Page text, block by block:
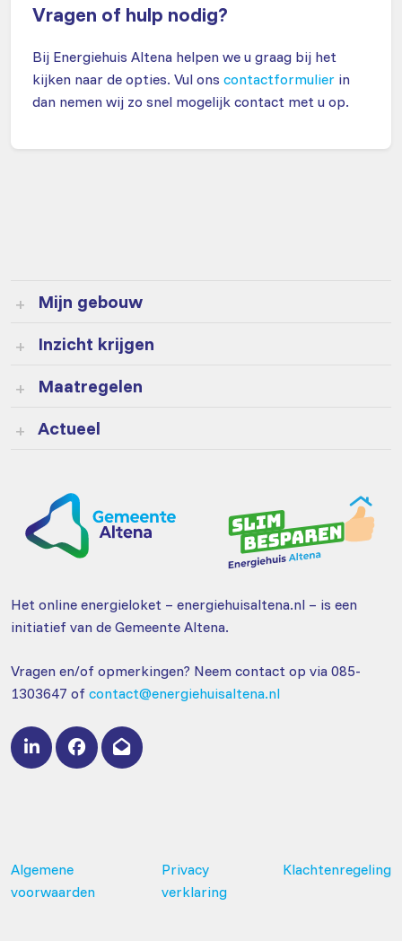
Vragen of hulp nodig?
Bij Energiehuis Altena helpen we u graag bij het
kijken naar de opties. Vul ons contactformulier in
dan nemen wij zo snel mogelijk contact met u op.
Neem contact op
Mijn gebouw
Inzicht krijgen
Maatregelen
Actueel
Het online energieloket – energiehuisaltena.nl – is een
initiatief van de Gemeente Altena.
Vragen en/of opmerkingen? Neem contact op via 085-
1303647 of contact@energiehuisaltena.nl
Algemene
voorwaarden
Privacy
verklaring
Klachtenregeling